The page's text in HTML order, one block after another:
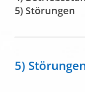
5) Störungen
5)